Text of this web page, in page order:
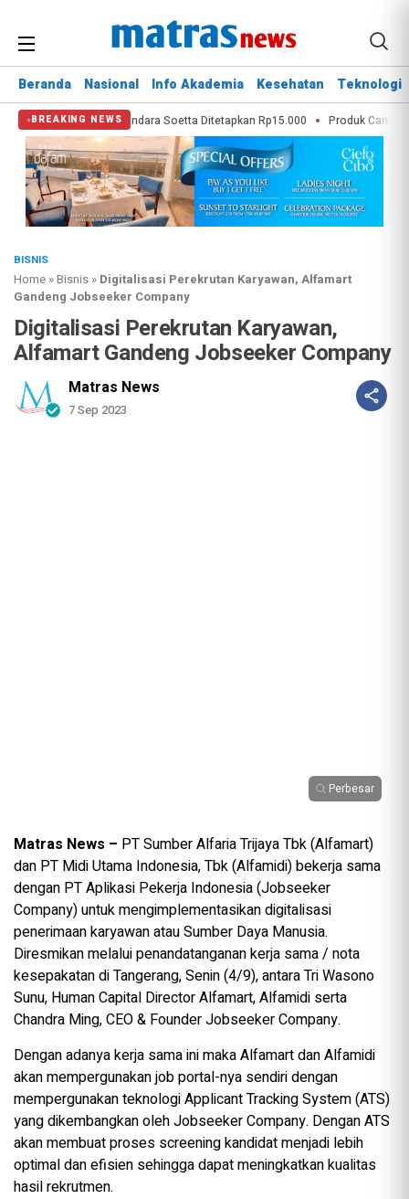
Beranda Nasional Info Akademia Kesehatan Teknologi
BREAKING NEWS
Blok M–Bandara Soetta Ditetapkan Rp15.000 Produk Camilan
BISNIS
Home »Bisnis » Digitalisasi Perekrutan Karyawan, Alfamart
Gandeng Jobseeker Company
Digitalisasi Perekrutan Karyawan,
Alfamart Gandeng Jobseeker Company
Matras News
7 Sep 2023
Perbesar
Matras News – PT Sumber Alfaria Trijaya Tbk (Alfamart)
dan PT Midi Utama Indonesia, Tbk (Alfamidi) bekerja sama
dengan PT Aplikasi Pekerja Indonesia (Jobseeker
Company) untuk mengimplementasikan digitalisasi
penerimaan karyawan atau Sumber Daya Manusia.
Diresmikan melalui penandatanganan kerja sama / nota
kesepakatan di Tangerang, Senin (4/9), antara Tri Wasono
Sunu, Human Capital Director Alfamart, Alfamidi serta
Chandra Ming, CEO & Founder Jobseeker Company.
Dengan adanya kerja sama ini maka Alfamart dan Alfamidi
akan mempergunakan job portal-nya sendiri dengan
mempergunakan teknologi Applicant Tracking System (ATS)
yang dikembangkan oleh Jobseeker Company. Dengan ATS
akan membuat proses screening kandidat menjadi lebih
optimal dan efisien sehingga dapat meningkatkan kualitas
hasil rekrutmen.